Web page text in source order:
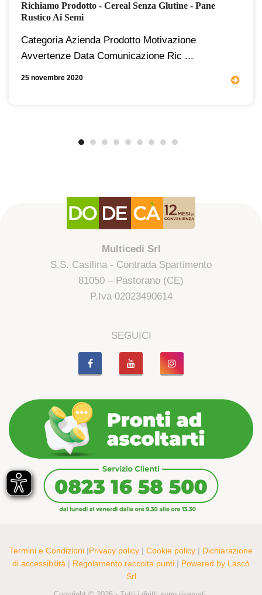
Richiamo Prodotto - Cereal Senza Glutine - Pane
Rustico Ai Semi
Categoria Azienda Prodotto Motivazione
Avvertenze Data Comunicazione Ric ...
25 novembre 2020
Multicedi Srl
S.S. Casilina - Contrada Spartimento
81050 – Pastorano (CE)
P.Iva 02023490614
SEGUICI
Termini e Condizioni |Privacy policy | Cookie policy | Dichiarazione
di accessibilità | Regolamento raccolta punti | Powered by Lascò
Srl